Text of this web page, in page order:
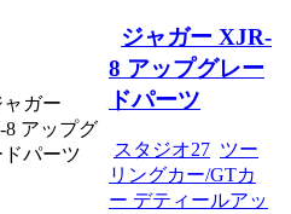
ジャガー XJR-
8 アップグレー
ドパーツ
スタジオ27 ツー
リングカー/GTカ
ー デティールアッ